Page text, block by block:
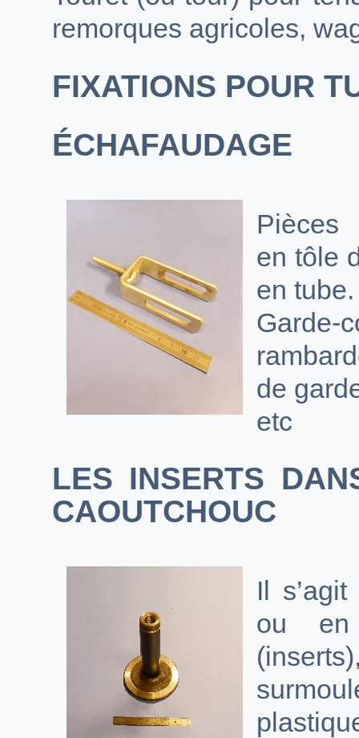
remorques agricoles,
FIXATIONS POUR
ÉCHAFAUDAGE
Pièces
en tôle
en tube.
Garde-
de
etc
LES INSERTS
CAOUTCHOUC
Il
ou en